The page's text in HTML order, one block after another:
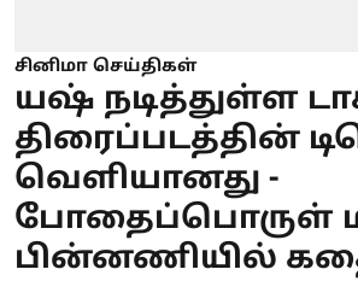
சினிமா செய்திகள்
யஷ் நடித்துள்ள
திரைப்படத்தின்
வெளியானது -
போதைப்பொருள்
பின்னணியில்